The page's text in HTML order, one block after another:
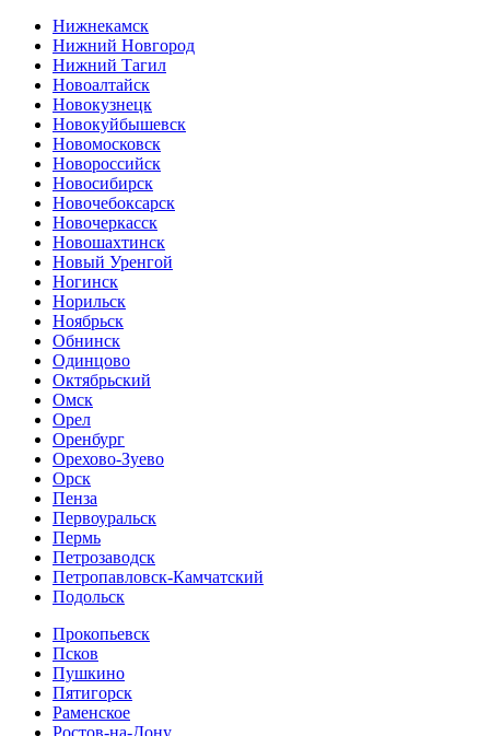
Нижнекамск
Нижний Новгород
Нижний Тагил
Новоалтайск
Новокузнецк
Новокуйбышевск
Новомосковск
Новороссийск
Новосибирск
Новочебоксарск
Новочеркасск
Новошахтинск
Новый Уренгой
Ногинск
Норильск
Ноябрьск
Обнинск
Одинцово
Октябрьский
Омск
Орел
Оренбург
Орехово-Зуево
Орск
Пенза
Первоуральск
Пермь
Петрозаводск
Петропавловск-Камчатский
Подольск
Прокопьевск
Псков
Пушкино
Пятигорск
Раменское